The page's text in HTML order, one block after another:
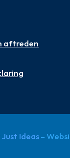
aftreden
Ideas–